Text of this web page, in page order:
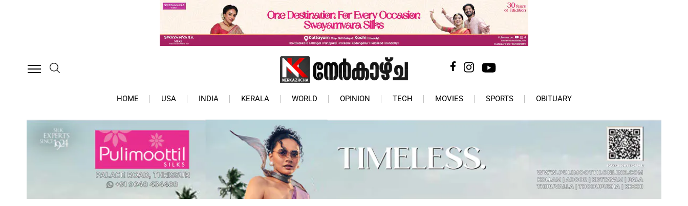
HOME USA INDIA KERALA WORLD OPINION TECH MOVIES SPORTS OBITUARY